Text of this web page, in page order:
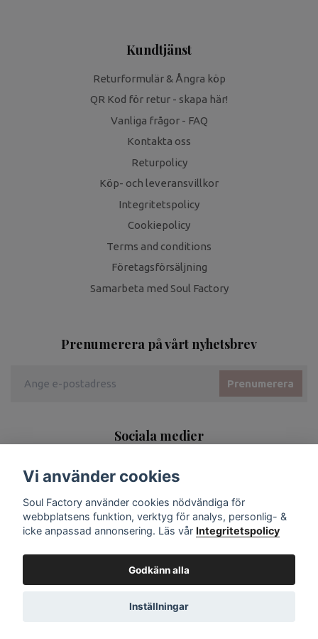
Kundtjänst
Returformulär & Ångra köp
QR Kod för retur - skapa här!
Vanliga frågor - FAQ
Kontakta oss
Returpolicy
Köp- och leveransvillkor
Integritetspolicy
Cookiepolicy
Terms and conditions
Företagsförsäljning
Samarbeta med Soul Factory
Prenumerera på vårt nyhetsbrev
Prenumerera
Sociala medier
© 2026 Soul Factory
Vi använder cookies
Soul Factory använder cookies nödvändiga för
webbplatsens funktion, verktyg för analys, personlig- &
icke anpassad annonsering. Läs vår Integritetspolicy
Godkänn alla
Inställningar